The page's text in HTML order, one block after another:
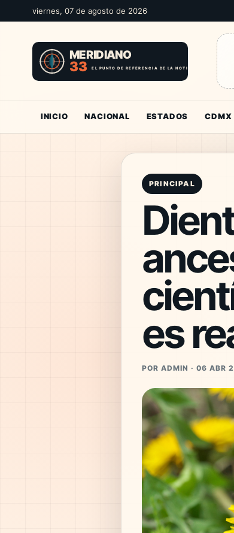
viernes, 07 de agosto de 2026
INICIO NACIONAL ESTADOS CDMX
PRINCIPAL
es
POR ADMIN · 06 ABR